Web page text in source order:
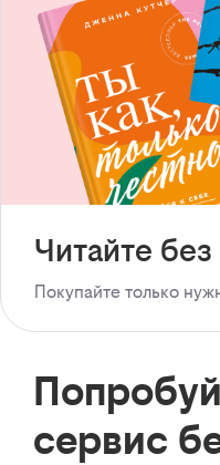
Читайте
Покупайте только
сервис